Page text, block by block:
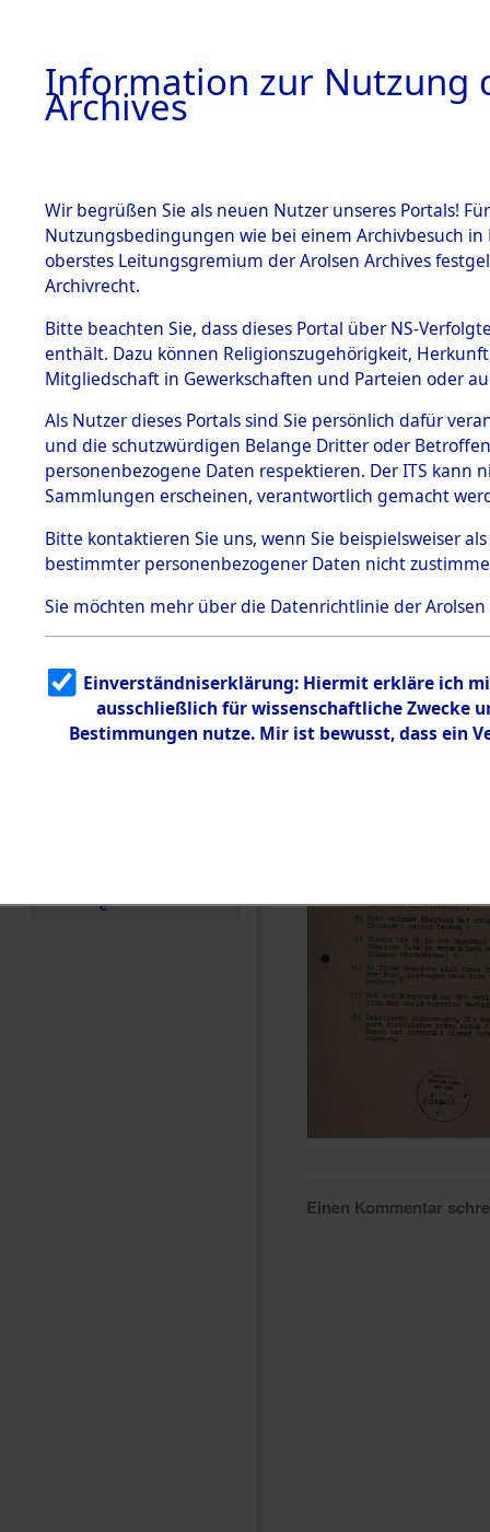
BESTÄNDE
1.
mente
5. Verschiedenes
5.3
Todesmärsche
5.3.1 Alliierte
Erhebungen
zu
Todesmärsch
en
5.3.2
g
5.3.3
Todesmärsch
e
von
Toter aus
Ort ihrer
0001
Einen Kommentar
Information zur Nutzung
Archives
Wir begrüßen Sie als neuen Nutzer unseres Portals!
Nutzungsbedingungen wie bei einem Archivbesuch
oberstes Leitungsgremium der Arolsen Archives
Archivrecht.
Bitte beachten Sie, dass dieses Portal über NS-
enthält. Dazu können Religionszugehörigkeit,
Mitgliedschaft in Gewerkschaften und Parteien oder
Als Nutzer dieses Portals sind Sie persönlich dafür
und die schutzwürdigen Belange Dritter oder
personenbezogene Daten respektieren. Der ITS
Sammlungen erscheinen, verantwortlich gemacht
Bitte kontaktieren Sie uns, wenn Sie beispielsweiser
bestimmter personenbezogener Daten nicht
Sie möchten mehr über die Datenrichtlinie der Arolsen
Einverständniserklärung: Hiermit erkläre ich
ausschließlich für wissenschaftliche Zwecke
Bestimmungen nutze. Mir ist bewusst, dass ein